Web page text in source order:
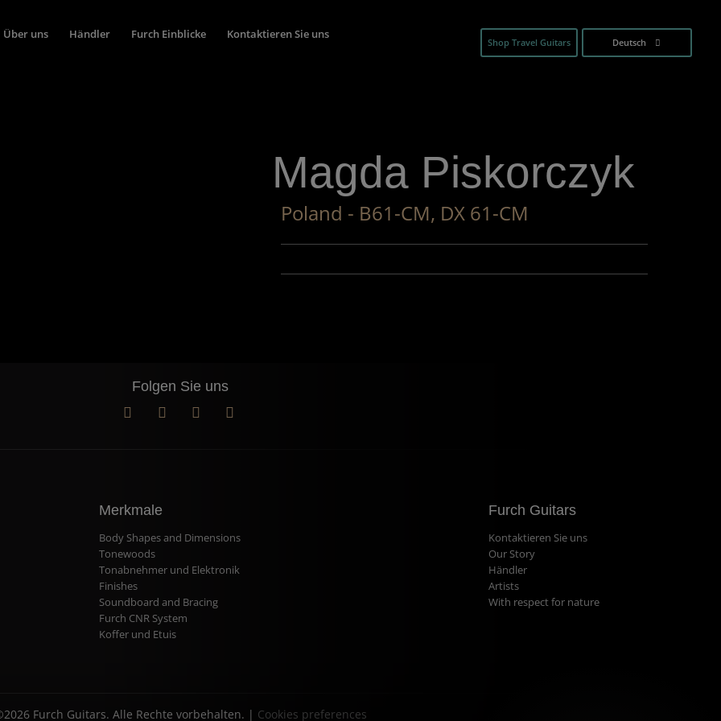
Über uns Händler Furch Einblicke Kontaktieren Sie uns
Shop Travel Guitars Deutsch
Magda Piskorczyk
Poland - B61-CM, DX 61-CM
Folgen Sie uns
Merkmale
Body Shapes and Dimensions
Tonewoods
Tonabnehmer und Elektronik
Finishes
Soundboard and Bracing
Furch CNR System
Koffer und Etuis
Furch Guitars
Kontaktieren Sie uns
Our Story
Händler
Artists
With respect for nature
Furch Guitars. Alle Rechte vorbehalten. | Cookies preferences